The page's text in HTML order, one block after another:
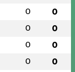
0 0
0 0
0 0
0 0